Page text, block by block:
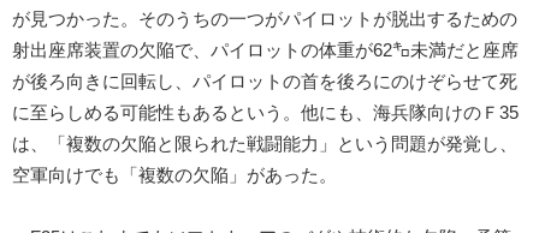
が見つかった。そのうちの一つがパイロットが脱出するための
射出座席装置の欠陥で、パイロットの体重が62㌔未満だと座席
が後ろ向きに回転し、パイロットの首を後ろにのけぞらせて死
に至らしめる可能性もあるという。他にも、海兵隊向けのＦ35
は、「複数の欠陥と限られた戦闘能力」という問題が発覚し、
空軍向けでも「複数の欠陥」があった。